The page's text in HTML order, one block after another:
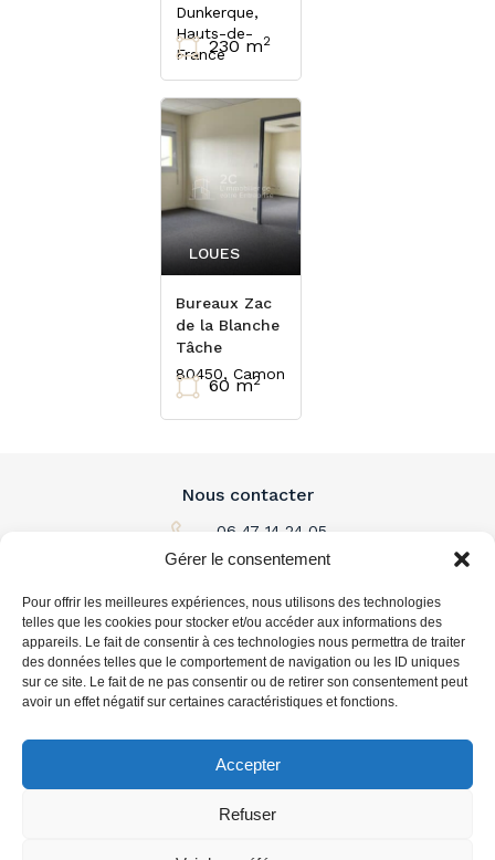
Gérer le consentement
Pour offrir les meilleures expériences, nous utilisons des technologies
telles que les cookies pour stocker et/ou accéder aux informations des
appareils. Le fait de consentir à ces technologies nous permettra de traiter
des données telles que le comportement de navigation ou les ID uniques
sur ce site. Le fait de ne pas consentir ou de retirer son consentement peut
avoir un effet négatif sur certaines caractéristiques et fonctions.
Accepter
Refuser
Dunkerque,
Hauts-de-
France230 m2
Bureaux Zac
de la Blanche
Tâche
LOUES
80450, Camon
60 m2
L'immobilier à louer
L'immobilier à acheter
Nous contacter
06 47 14 24 05
Par email